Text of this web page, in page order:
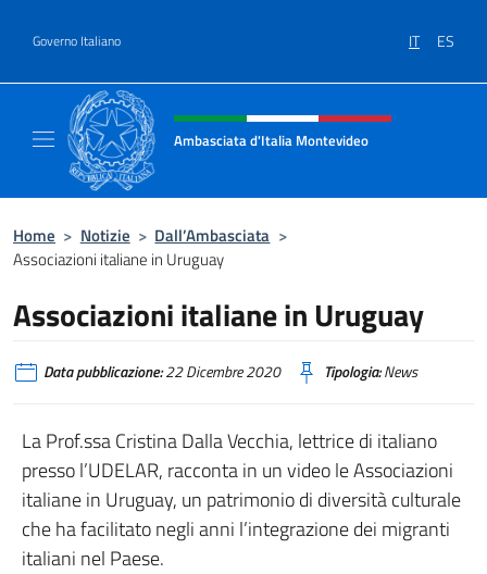
Governo Italiano IT ES
Intestazione sito, social e menù
Ambasciata d'Italia Montevideo
Home > Notizie > Dall’Ambasciata >
Associazioni italiane in Uruguay
Associazioni italiane in Uruguay
Data pubblicazione:22 Dicembre 2020 Tipologia:News
La Prof.ssa Cristina Dalla Vecchia, lettrice di italiano
presso l’UDELAR, racconta in un video le Associazioni
italiane in Uruguay, un patrimonio di diversità culturale
che ha facilitato negli anni l’integrazione dei migranti
italiani nel Paese.